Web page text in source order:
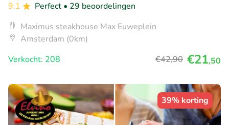
9.1
Perfect • 29 beoordelingen
Maximus steakhouse Max Euweplein
Amsterdam (0km)
Verkocht: 208
€42,90 €21,50
39% korting